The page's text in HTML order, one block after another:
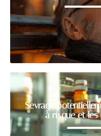
Sevrage
à risque et les